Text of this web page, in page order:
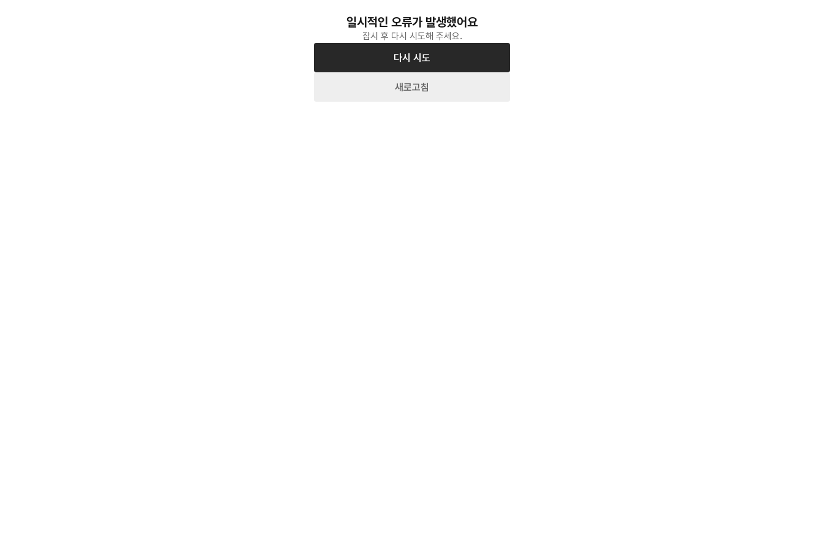
일시적인 오류가 발생했어요
잠시 후 다시 시도해 주세요.
다시 시도
새로고침